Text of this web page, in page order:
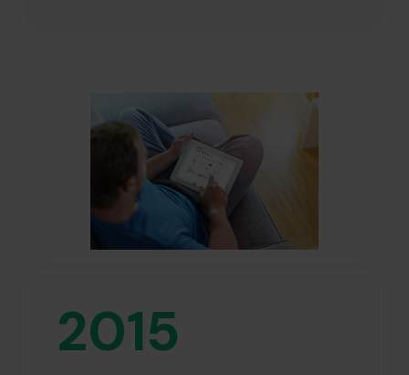
2015